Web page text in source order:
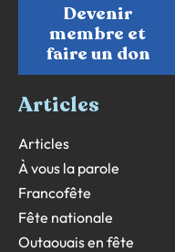
Devenir
membre et
faire un don
Articles
Articles
À vous la parole
Francofête
Fête nationale
Outaouais en fête